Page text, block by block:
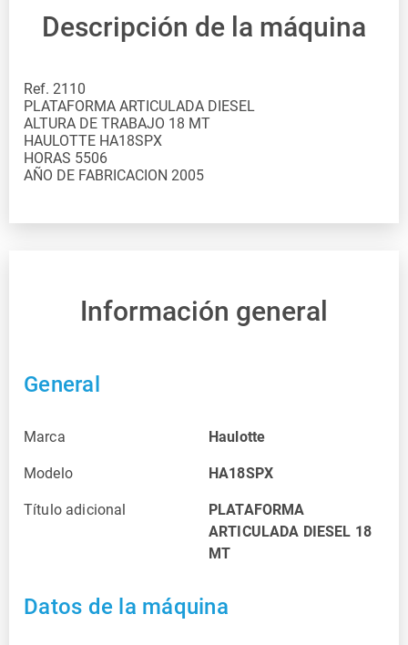
Descripción de la máquina
Ref. 2110 PLATAFORMA ARTICULADA DIESEL ALTURA DE TRABAJO 18 MT HAULOTTE HA18SPX HORAS 5506 AÑO DE FABRICACION 2005
Información general
General
Marca Haulotte
Modelo HA18SPX
Título adicional
PLATAFORMA
ARTICULADA DIESEL 18
MT
Datos de la máquina